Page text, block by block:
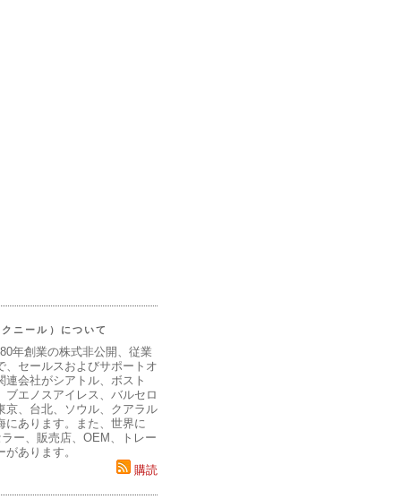
ニール）について
年創業の株式非公開、従業
、セールスおよびサポートオ
連会社がシアトル、ボスト
ブエノスアイレス、バルセロ
京、台北、ソウル、クアラル
にあります。また、世界に
ー、販売店、OEM、トレー
あります。
購読